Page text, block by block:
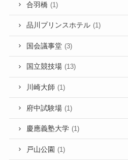
合羽橋 (1)
品川プリンスホテル (1)
国会議事堂 (3)
国立競技場 (13)
川崎大師 (1)
府中試験場 (1)
慶應義塾大学 (1)
戸山公園 (1)